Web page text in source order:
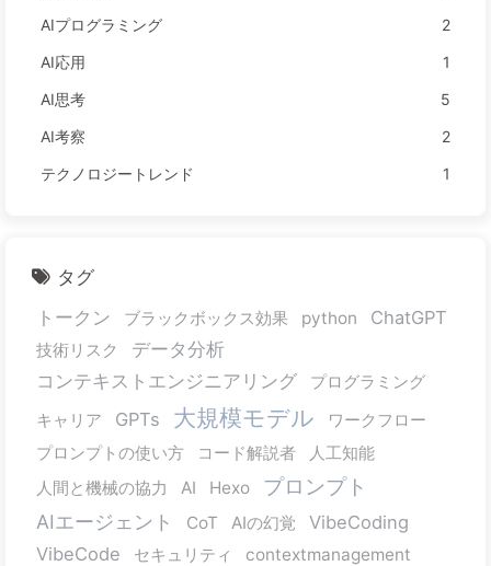
AIプログラミング
2
AI応用
1
AI思考
5
AI考察
2
テクノロジートレンド
1
タグ
トークン
ブラックボックス効果 python ChatGPT
技術リスク
データ分析
コンテキストエンジニアリング
プログラミング
キャリア
GPTs 大規模モデル
ワークフロー
プロンプトの使い方
コード解説者
人工知能
人間と機械の協力
AI Hexo プロンプト
AIエージェント CoT AIの幻覚
VibeCoding
VibeCode
セキュリティ
contextmanagement